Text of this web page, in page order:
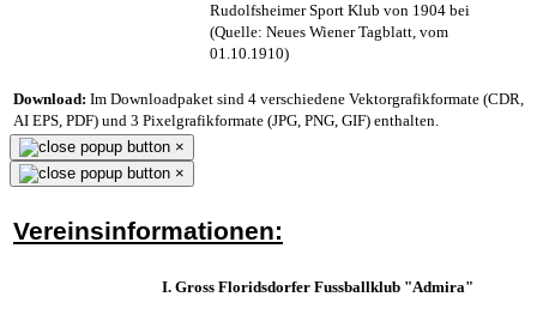
Rudolfsheimer Sport Klub von 1904 bei
(Quelle: Neues Wiener Tagblatt, vom
01.10.1910)
Download: Im Downloadpaket sind 4 verschiedene Vektorgrafikformate (CDR,
AI EPS, PDF) und 3 Pixelgrafikformate (JPG, PNG, GIF) enthalten.
×
×
Vereinsinformationen:
I. Gross Floridsdorfer Fussballklub "Admira"